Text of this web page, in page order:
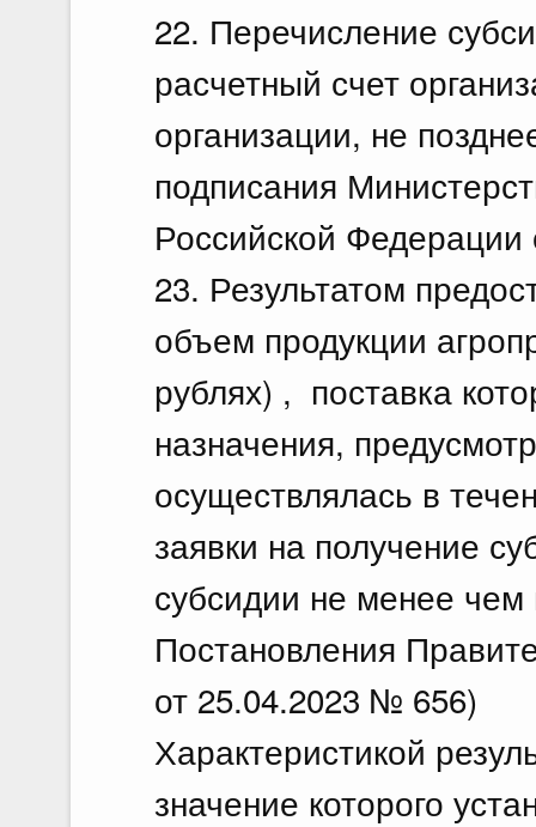
22. Перечисление
расчетный счет
организации, не
подписания
Российской Федерации
23. Результатом
объем продукции
рублях) , поставка
назначения,
осуществлялась в
заявки на получение
субсидии не менее
Постановления
от 25.04.2023 № 656)
Характеристикой
значение которого